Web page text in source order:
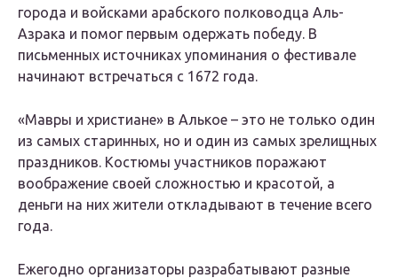
города и войсками арабского полководца Аль-
Азрака и помог первым одержать победу. В
письменных источниках упоминания о фестивале
начинают встречаться с 1672 года.
«Мавры и христиане» в Алькое – это не только один
из самых старинных, но и один из самых зрелищных
праздников. Костюмы участников поражают
воображение своей сложностью и красотой, а
деньги на них жители откладывают в течение всего
года.
Ежегодно организаторы разрабатывают разные